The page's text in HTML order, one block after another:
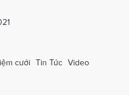
vụ cưới tại Sơn La
vụ cưới tại Thanh Hóa
cưới Tin Tức Video